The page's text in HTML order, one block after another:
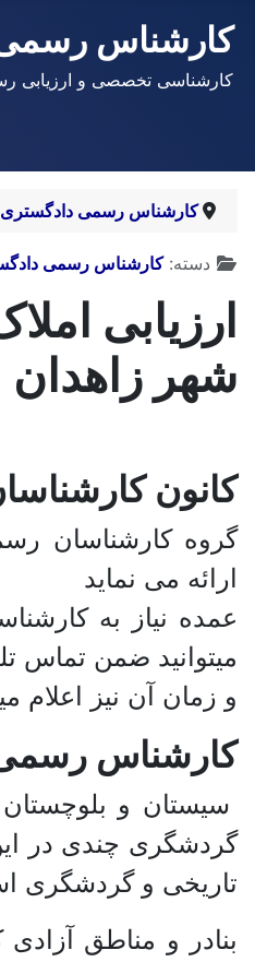
کارشناس
کارشناسی تخصصی و ارزیابی
کارشناس رسمی دادگستری
توضیحات
دسته:کارشناس رسمی
ارزیابی
شهر زاهدان
کانون
گروه کارشناسان
ارائه می نماید
عمده نیاز به
میتوانید ضمن تماس
و زمان آن نیز اعلام
کارشناس رسمی
سیستان و
گردشگری چندی در
تاریخی و گردشگری
بنادر و مناطق